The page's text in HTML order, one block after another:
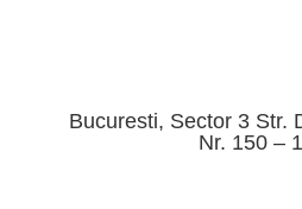
Bucuresti, Sector 3 Str.
Nr. 150 –